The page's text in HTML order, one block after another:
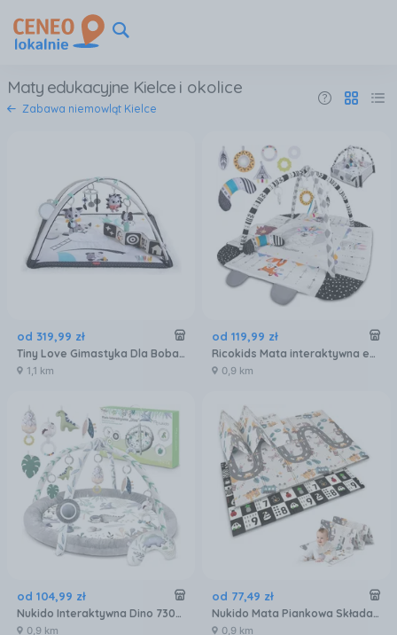
Maty edukacyjne Kielce i okolice
Zabawa niemowląt Kielce
od 319,99 zł
Tiny Love Gimastyka Dla Bobasa Z Pałąkami Magiczna Kraina 21272
1,1 km
od 119,99 zł
Ricokids Mata interaktywna edukacyjna 100x100cm Boho 7318
0,9 km
od 104,99 zł
Nukido Interaktywna Dino 730200
0,9 km
od 77,49 zł
Nukido Mata Piankowa Składana 200x150x1cm NK-341
0,9 km